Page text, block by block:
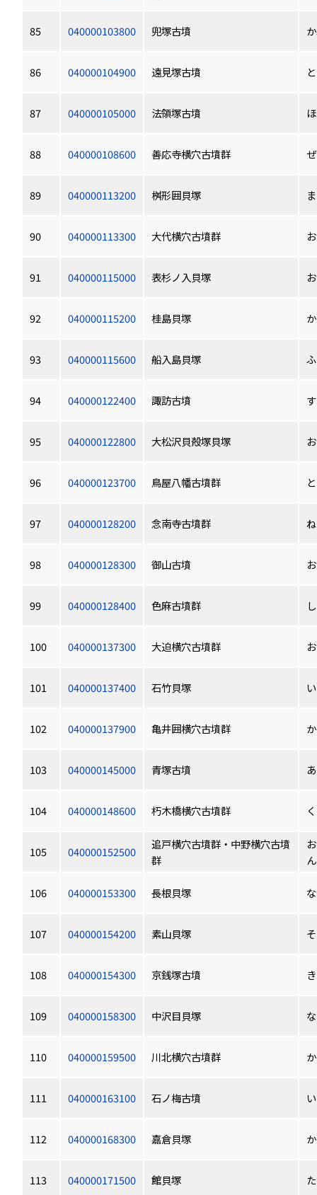
85 040000103800 兜塚古墳
86 040000104900 遠見塚古墳
87 040000105000 法領塚古墳
88 040000108600 善応寺横穴古墳群
89 040000113200 桝形囲貝塚
90 040000113300 大代横穴古墳群
91 040000115000 表杉ノ入貝塚
92 040000115200 桂島貝塚
93 040000115600 船入島貝塚
94 040000122400 諏訪古墳
95 040000122800 大松沢貝殻塚貝塚
96 040000123700 鳥屋八幡古墳群
97 040000128200 念南寺古墳群
98 040000128300 御山古墳
99 040000128400 色麻古墳群
100 040000137300 大迫横穴古墳群
101 040000137400 石竹貝塚
102 040000137900 亀井囲横穴古墳群
103 040000145000 青塚古墳
104 040000148600 朽木橋横穴古墳群
105 040000152500
追戸横穴古墳群・中野横穴古墳
群
106 040000153300 長根貝塚
107 040000154200 素山貝塚
108 040000154300 京銭塚古墳
109 040000158300 中沢目貝塚
110 040000159500 川北横穴古墳群
111 040000163100 石ノ梅古墳
112 040000168300 嘉倉貝塚
113 040000171500 館貝塚